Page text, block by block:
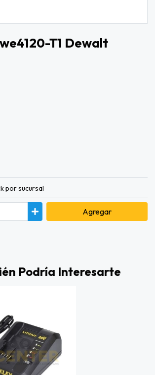
T1 Dewalt
por sucursal
Agregar
Podría Interesarte